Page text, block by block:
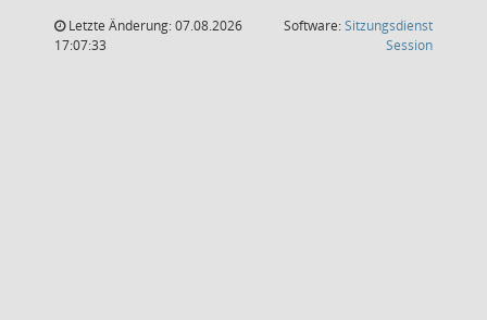
Letzte Änderung: 07.08.2026
17:07:33
Software:Sitzungsdienst
Session(Wird in